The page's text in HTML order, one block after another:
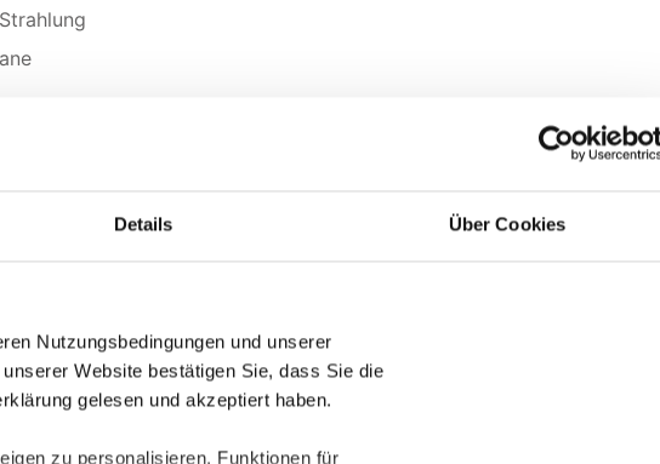
Details Über Cookies
Nutzungsbedingungen und unserer
Website bestätigen Sie, dass Sie die
gelesen und akzeptiert haben.
zu personalisieren, Funktionen für
Vielzahl an Grössen und Winkeln